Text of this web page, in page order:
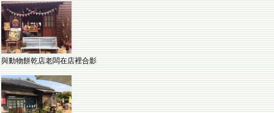
與動物餅乾店老闆在店裡合影